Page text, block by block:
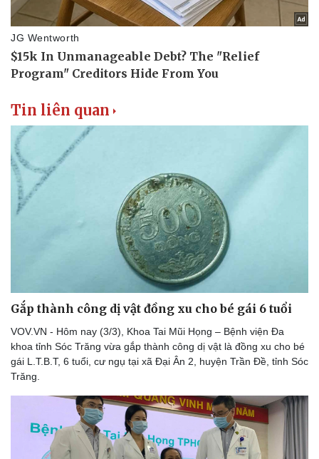
Thể thao
Bóng đá
Lịch thi đấu bóng đá
Thế giới thể thao
eSports
Hậu trường
Ô tô - Xe máy
Xe máy
Tư vấn
Tin liên quan
Gắp thành công dị vật đồng xu cho bé gái 6 tuổi
VOV.VN - Hôm nay (3/3), Khoa Tai Mũi Họng – Bệnh viện Đa
khoa tỉnh Sóc Trăng vừa gắp thành công dị vật là đồng xu cho bé
gái L.T.B.T, 6 tuổi, cư ngụ tại xã Đại Ân 2, huyện Trần Đề, tỉnh Sóc
Trăng.